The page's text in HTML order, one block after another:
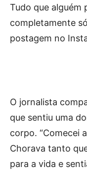
Tudo que alguém
completamente
postagem no
O jornalista
que sentiu uma
corpo. “Comecei
Chorava tanto
para a vida e